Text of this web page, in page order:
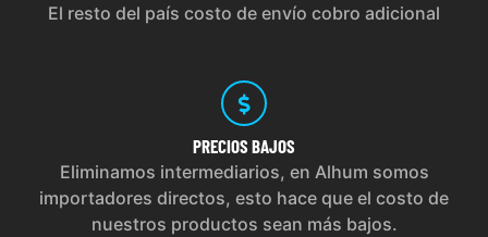
El resto del país costo de envío cobro adicional
PRECIOS BAJOS
Eliminamos intermediarios, en Alhum somos
importadores directos, esto hace que el costo de
nuestros productos sean más bajos.